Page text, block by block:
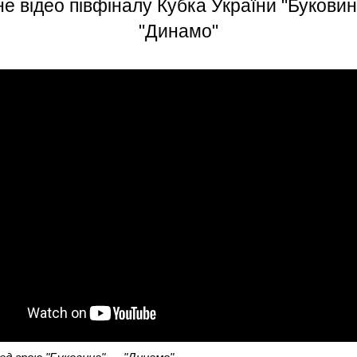
відео півфіналу Кубка України
"Динамо"